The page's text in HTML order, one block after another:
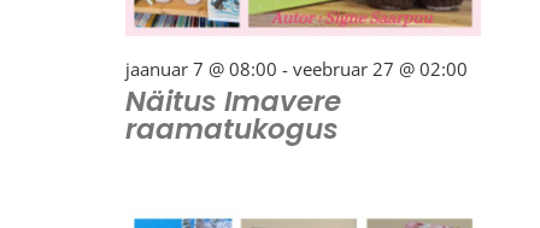
jaanuar 7 @ 08:00 -veebruar 27 @ 02:00
Näitus Imavere
raamatukogus